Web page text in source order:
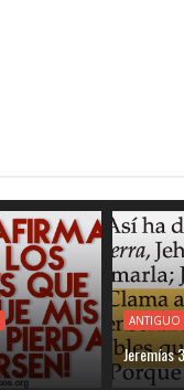
ANTIGUO
Jeremías